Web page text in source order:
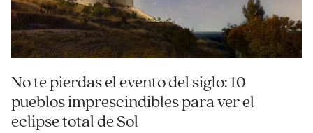
No te pierdas el evento del siglo: 10
pueblos imprescindibles para ver el
eclipse total de Sol